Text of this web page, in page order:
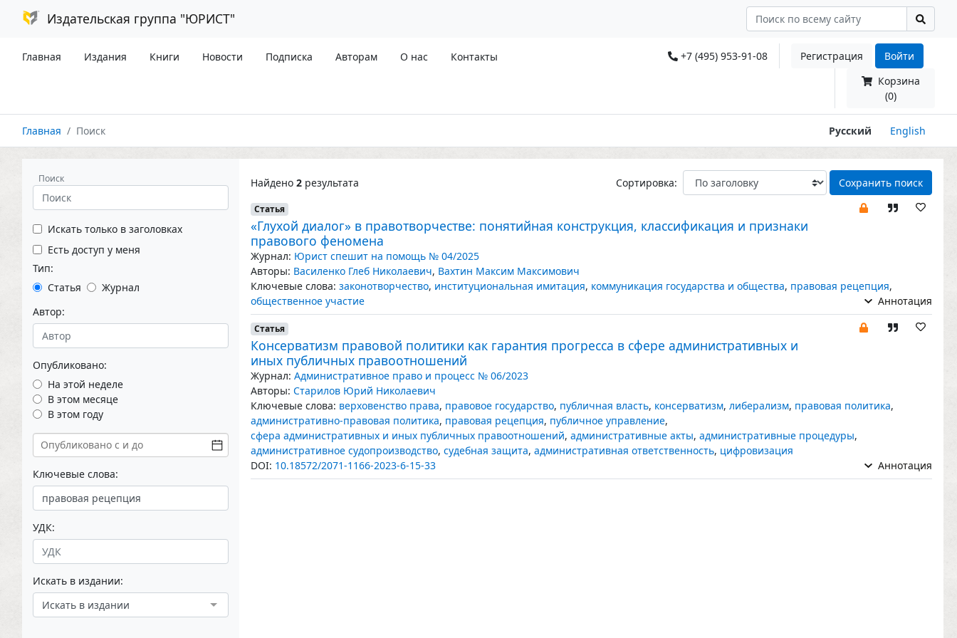
Издательская группа "ЮРИСТ"
Главная Издания Книги Новости Подписка Авторам О нас Контакты +7 (495) 953-91-08 Регистрация
Войти
Корзина
(0)
Главная Поиск Русский English
Поиск
Искать только в заголовках
Есть доступ у меня
Тип:
Статья
Журнал
Автор:
Опубликовано:
На этой неделе
В этом месяце
В этом году
Ключевые слова:
УДК:
Искать в издании:
Искать в издании
Найдено 2 результата Сортировка: Сохранить поиск
Статья
«Глухой диалог» в правотворчестве: понятийная конструкция, классификация и признаки
правового феномена
Журнал: Юрист спешит на помощь № 04/2025
Авторы: Василенко Глеб Николаевич, Вахтин Максим Максимович
Ключевые слова: законотворчество, институциональная имитация, коммуникация государства и общества, правовая рецепция,
общественное участие
Аннотация
Статья
Консерватизм правовой политики как гарантия прогресса в сфере административных и
иных публичных правоотношений
Журнал: Административное право и процесс № 06/2023
Авторы: Старилов Юрий Николаевич
Ключевые слова: верховенство права, правовое государство, публичная власть, консерватизм, либерализм, правовая политика,
административно-правовая политика, правовая рецепция, публичное управление,
сфера административных и иных публичных правоотношений, административные акты, административные процедуры,
административное судопроизводство, судебная защита, административная ответственность, цифровизация
DOI: 10.18572/2071-1166-2023-6-15-33 Аннотация